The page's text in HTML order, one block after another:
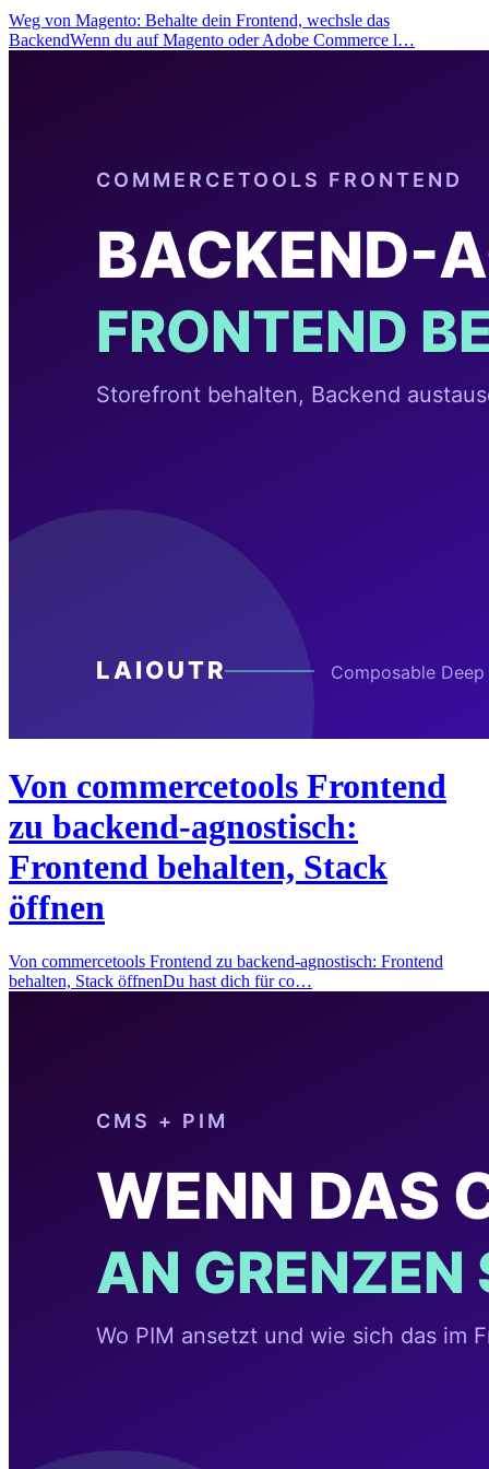
Weg von Magento: Behalte dein Frontend, wechsle das
BackendWenn du auf Magento oder Adobe Commerce l…
Von commercetools Frontend
zu backend-agnostisch:
Frontend behalten, Stack
öffnen
Von commercetools Frontend zu backend-agnostisch: Frontend
behalten, Stack öffnenDu hast dich für co…